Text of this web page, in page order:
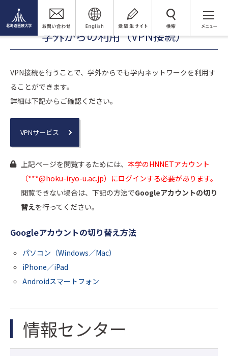
検 索
学外からの利用（VPN接続）
学外からの利用（VPN接続）
VPN接続を行うことで、学外からでも学内ネットワークを利用す
ることができます。
詳細は下記からご確認ください。
VPNサービス
上記ページを閲覧するためには、 本学のHNNETアカウント
（***@hoku-iryo-u.ac.jp）にログインする必要があります。
閲覧できない場合は、下記の方法でGoogleアカウントの切り
替えを行ってください。
Googleアカウントの切り替え方法
パソコン（Windows／Mac）
iPhone／iPad
Androidスマートフォン
情報センター